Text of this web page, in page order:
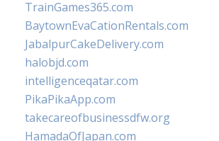
TrainGames365.com
BaytownEvaCationRentals.com
JabalpurCakeDelivery.com
halobjd.com
intelligenceqatar.com
PikaPikaApp.com
takecareofbusinessdfw.org
HamadaOfJapan.com